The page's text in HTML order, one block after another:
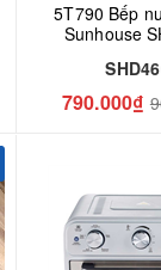
5T790 Bếp
Sunhouse
790.000₫